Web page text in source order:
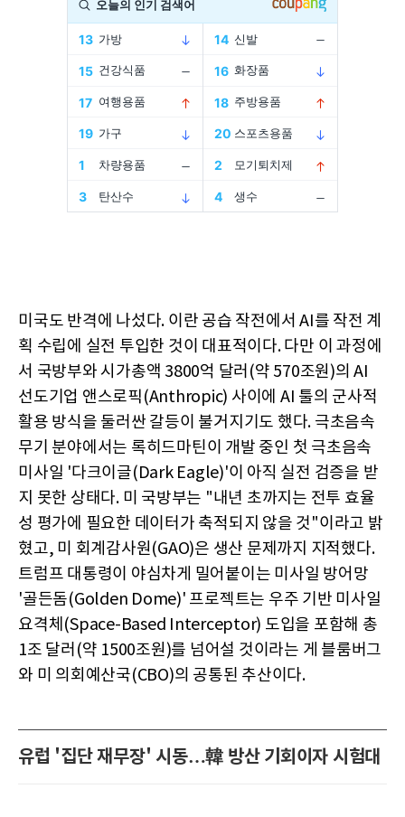
미국도 반격에 나섰다. 이란 공습 작전에서 AI를 작전 계
획 수립에 실전 투입한 것이 대표적이다. 다만 이 과정에
서 국방부와 시가총액 3800억 달러(약 570조원)의 AI
선도기업 앤스로픽(Anthropic) 사이에 AI 툴의 군사적
활용 방식을 둘러싼 갈등이 불거지기도 했다. 극초음속
무기 분야에서는 록히드마틴이 개발 중인 첫 극초음속
미사일 '다크이글(Dark Eagle)'이 아직 실전 검증을 받
지 못한 상태다. 미 국방부는 "내년 초까지는 전투 효율
성 평가에 필요한 데이터가 축적되지 않을 것"이라고 밝
혔고, 미 회계감사원(GAO)은 생산 문제까지 지적했다.
트럼프 대통령이 야심차게 밀어붙이는 미사일 방어망
'골든돔(Golden Dome)' 프로젝트는 우주 기반 미사일
요격체(Space-Based Interceptor) 도입을 포함해 총
1조 달러(약 1500조원)를 넘어설 것이라는 게 블룸버그
와 미 의회예산국(CBO)의 공통된 추산이다.
유럽 '집단 재무장' 시동…韓 방산 기회이자 시험대